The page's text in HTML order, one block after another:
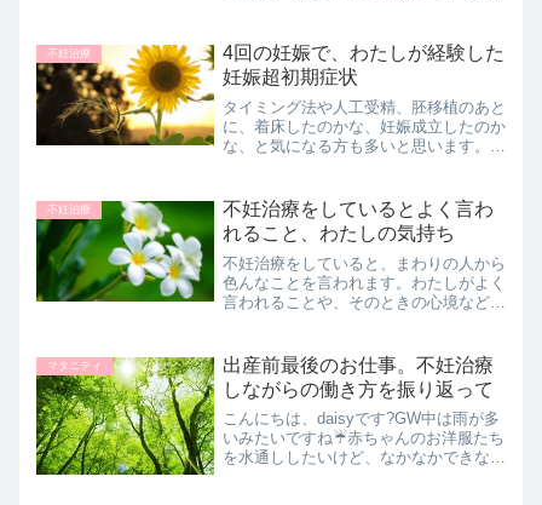
よかったと思うことをまとめています。
不妊治療
4回の妊娠で、わたしが経験した
妊娠超初期症状
タイミング法や人工受精、胚移植のあと
に、着床したのかな、妊娠成立したのか
な、と気になる方も多いと思います。妊
か、まとめてみました。
不妊治療
不妊治療をしているとよく言わ
れること、わたしの気持ち
不妊治療をしていると、まわりの人から
色んなことを言われます。わたしがよく
言われることや、そのときの心境などを
マタニティ
出産前最後のお仕事。不妊治療
しながらの働き方を振り返って
こんにちは、daisyです?GW中は雨が多
いみたいですね☔️赤ちゃんのお洋服たち
を水通ししたいけど、なかなかできない